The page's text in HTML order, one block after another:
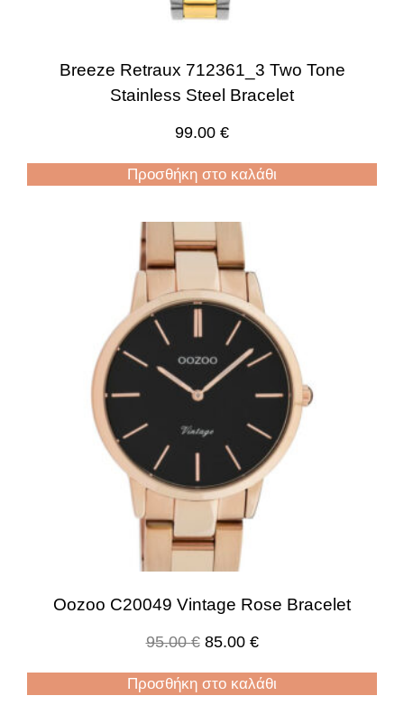
Breeze Retraux 712361_3 Two Tone
Stainless Steel Bracelet
99.00 €
Προσθήκη στο καλάθι
Oozoo C20049 Vintage Rose Bracelet
95.00€ 85.00 €
Προσθήκη στο καλάθι